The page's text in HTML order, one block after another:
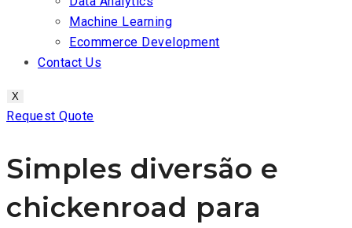
Machine Learning
Ecommerce Development
Contact Us
X
Request Quote
Simples diversão e
chickenroad para